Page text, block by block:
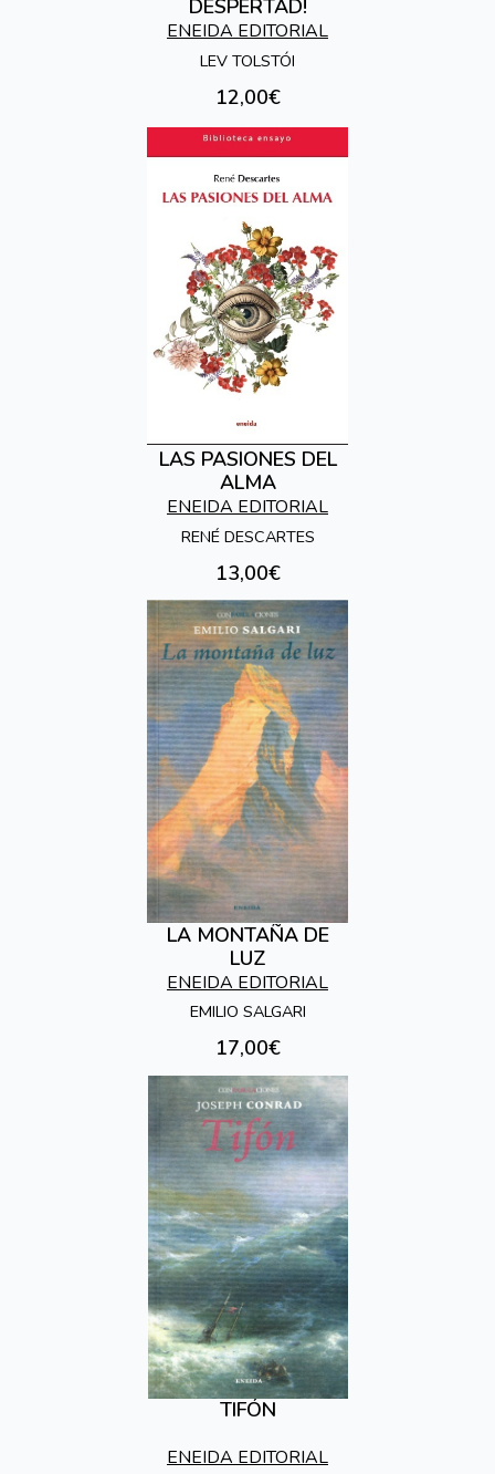
DESPERTAD!
ENEIDA EDITORIAL
LEV TOLSTÓI
12,00€
LAS PASIONES DEL
ALMA
ENEIDA EDITORIAL
RENÉ DESCARTES
13,00€
LA MONTAÑA DE
LUZ
ENEIDA EDITORIAL
EMILIO SALGARI
17,00€
TIFÓN
ENEIDA EDITORIAL